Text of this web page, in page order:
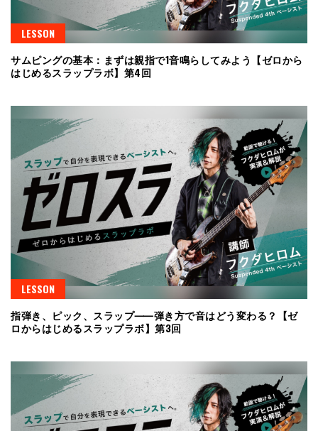
LESSON
サムピングの基本：まずは親指で1音鳴らしてみよう【ゼロから
はじめるスラップラボ】第4回
LESSON
指弾き、ピック、スラップ⸺弾き方で音はどう変わる？【ゼ
ロからはじめるスラップラボ】第3回